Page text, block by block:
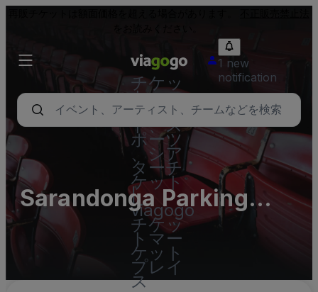
チケッ
ト - コ
ンサー
ト、ス
ポーツ
、シア
ターチ
ケット
|
viagogo
チケッ
トマー
ケット
プレイ
ス
1 new
notification
Sarandonga Parking
Lots (InActive)